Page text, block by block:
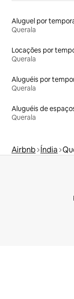
Querala
Querala
Querala
Querala
Airbnb Índia